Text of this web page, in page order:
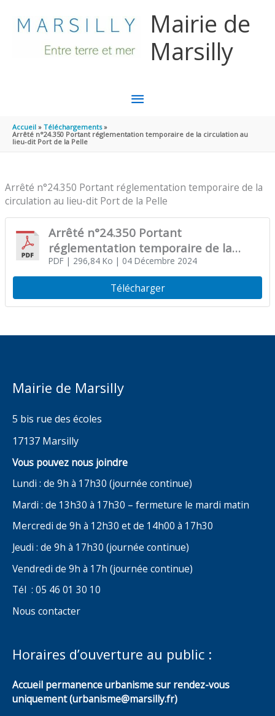
Mairie de
Marsilly
MENU
PRINCIPAL
Accueil
Téléchargements
Arrêté n°24.350 Portant réglementation temporaire de la circulation au
lieu-dit Port de la Pelle
Arrêté n°24.350 Portant réglementation temporaire de la
circulation au lieu-dit Port de la Pelle
Arrêté n°24.350 Portant
réglementation temporaire de la
circulation au lieu-dit Port de la Pelle
PDF| 296,84 Ko | 04 Décembre 2024
Télécharger
Mairie de Marsilly
5 bis rue des écoles
17137 Marsilly
Vous pouvez nous joindre
Lundi : de 9h à 17h30 (journée continue)
Mardi : de 13h30 à 17h30 – fermeture le mardi matin
Mercredi de 9h à 12h30 et de 14h00 à 17h30
Jeudi : de 9h à 17h30 (journée continue)
Vendredi de 9h à 17h (journée continue)
Tél : 05 46 01 30 10
Nous contacter
Horaires d’ouverture au public :
Accueil permanence urbanisme sur rendez-vous
uniquement (urbanisme@marsilly.fr)